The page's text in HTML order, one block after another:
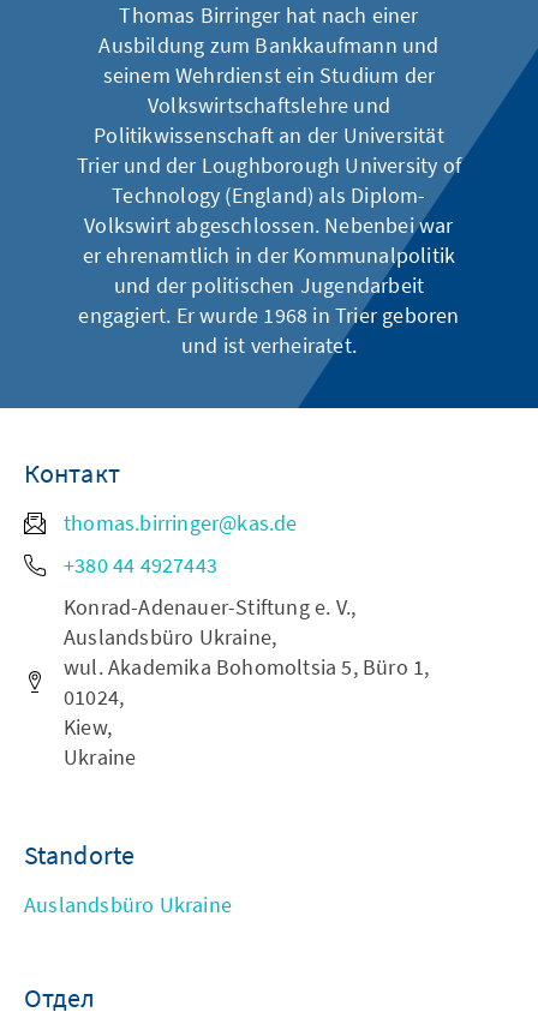
Thomas Birringer hat nach einer
Ausbildung zum Bankkaufmann und
seinem Wehrdienst ein Studium der
Volkswirtschaftslehre und
Politikwissenschaft an der Universität
Trier und der Loughborough University of
Technology (England) als Diplom-
Volkswirt abgeschlossen. Nebenbei war
er ehrenamtlich in der Kommunalpolitik
und der politischen Jugendarbeit
engagiert. Er wurde 1968 in Trier geboren
und ist verheiratet.
Контакт
thomas.birringer@kas.de
+380 44 4927443
Konrad-Adenauer-Stiftung e. V.,
Auslandsbüro Ukraine,
wul. Akademika Bohomoltsia 5, Büro 1,
01024,
Kiew,
Ukraine
Standorte
Auslandsbüro Ukraine
Отдел